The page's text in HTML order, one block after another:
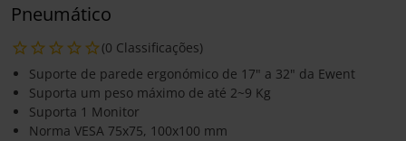
Pneumático
(0 Classificações)
Suporte de parede ergonómico de 17" a 32" da Ewent
Suporta um peso máximo de até 2~9 Kg
Suporta 1 Monitor
Norma VESA 75x75, 100x100 mm